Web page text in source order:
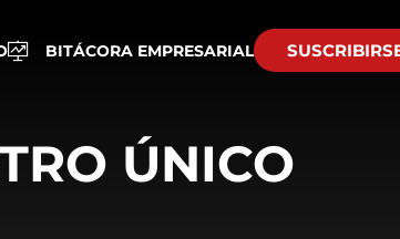
BITÁCORA EMPRESARIAL
ÚNICO